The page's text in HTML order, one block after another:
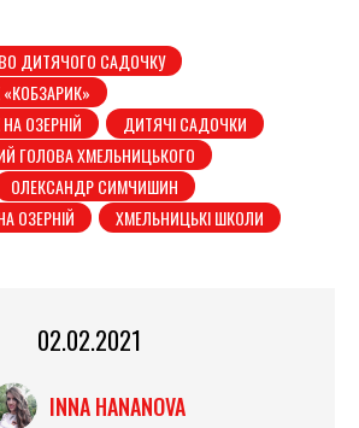
ДИТЯЧОГО САДОЧКУ
ОЗЕРНІЙ
ДИТЯЧІ САДОЧКИ
ГОЛОВА ХМЕЛЬНИЦЬКОГО
ОЛЕКСАНДР СИМЧИШИН
ОЗЕРНІЙ
ХМЕЛЬНИЦЬКІ ШКОЛИ
02.02.2021
INNA HANANOVA